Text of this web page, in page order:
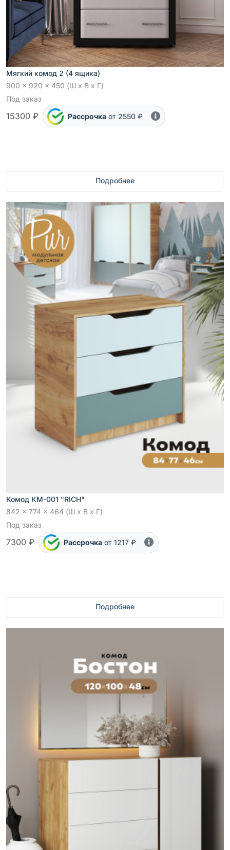
Мягкий комод 2 (4 ящика)
900 x 920 x 450 (Ш x В x Г)
Под заказ
15300 ₽ Рассрочка от 2550 ₽
Подробнее
Комод КМ-001 "RICH"
842 x 774 x 464 (Ш x В x Г)
Под заказ
7300 ₽ Рассрочка от 1217 ₽
Подробнее